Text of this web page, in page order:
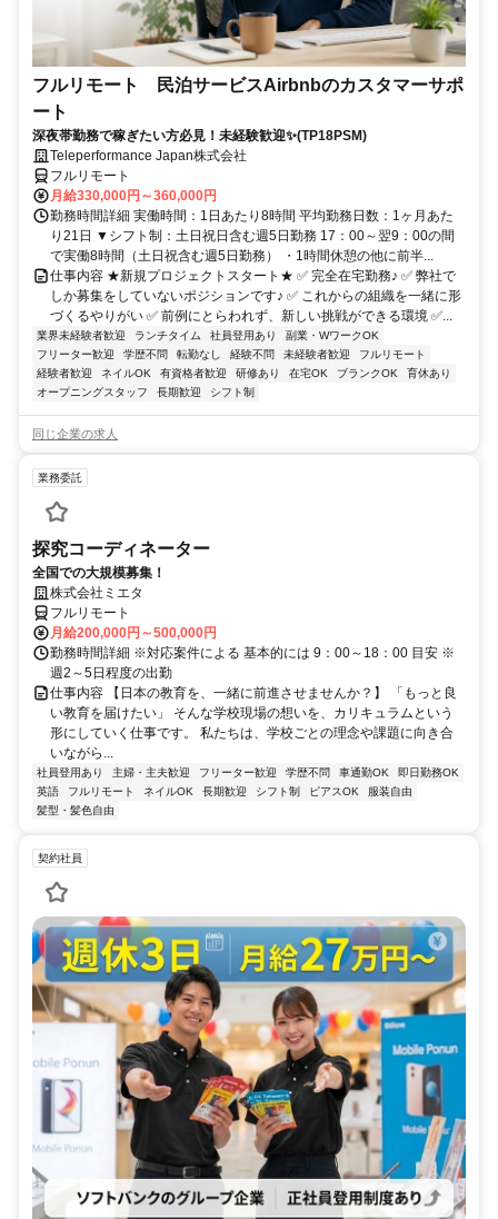
フルリモート 民泊サービスAirbnbのカスタマーサポ
ート
深夜帯勤務で稼ぎたい方必見！未経験歓迎✨(TP18PSM)
Teleperformance Japan株式会社
フルリモート
月給330,000円～360,000円
勤務時間詳細 実働時間：1日あたり8時間 平均勤務日数：1ヶ月あた
り21日 ▼シフト制：土日祝日含む週5日勤務 17：00～翌9：00の間
で実働8時間（土日祝含む週5日勤務） ・1時間休憩の他に前半...
仕事内容 ★新規プロジェクトスタート★ ✅ 完全在宅勤務♪ ✅ 弊社で
しか募集をしていないポジションです♪ ✅ これからの組織を一緒に形
づくるやりがい ✅ 前例にとらわれず、新しい挑戦ができる環境 ✅...
業界未経験者歓迎 ランチタイム 社員登用あり
副業・WワークOK
フリーター歓迎
学歴不問 転勤なし 経験不問 未経験者歓迎
フルリモート
経験者歓迎
ネイルOK 有資格者歓迎 研修あり 在宅OK ブランクOK
育休あり
オープニングスタッフ
長期歓迎 シフト制
同じ企業の求人
業務委託
探究コーディネーター
全国での大規模募集！
株式会社ミエタ
フルリモート
月給200,000円～500,000円
勤務時間詳細 ※対応案件による 基本的には 9：00～18：00 目安 ※
週2～5日程度の出勤
仕事内容 【日本の教育を、一緒に前進させませんか？】 「もっと良
い教育を届けたい」 そんな学校現場の想いを、カリキュラムという
形にしていく仕事です。 私たちは、学校ごとの理念や課題に向き合
いながら...
社員登用あり 主婦・主夫歓迎 フリーター歓迎 学歴不問 車通勤OK
即日勤務OK
英語
フルリモート ネイルOK 長期歓迎 シフト制 ピアスOK
服装自由
髪型・髪色自由
契約社員